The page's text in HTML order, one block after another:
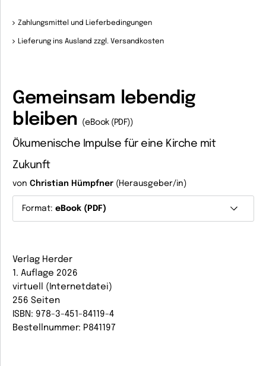
Zahlungsmittel und Lieferbedingungen
Lieferung ins Ausland zzgl. Versandkosten
Gemeinsam lebendig
bleiben
(eBook (PDF))
Ökumenische Impulse für eine Kirche mit
Zukunft
von Christian Hümpfner (Herausgeber/in)
Format: eBook (PDF)
Verlag Herder
1. Auflage 2026
virtuell (Internetdatei)
256 Seiten
ISBN: 978-3-451-84119-4
Bestellnummer: P841197